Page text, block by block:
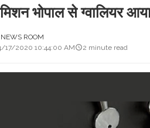
भोपाल से ग्वालियर
NEWS ROOM
17/2020 10:44:00 AM
2 minute read